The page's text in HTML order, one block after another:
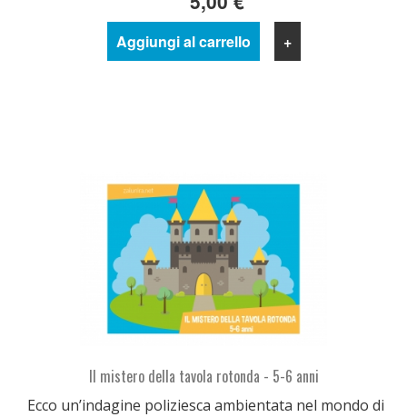
Aggiungi al carrello +
Il mistero della tavola rotonda - 5-6 anni
Ecco un’indagine poliziesca ambientata nel mondo di